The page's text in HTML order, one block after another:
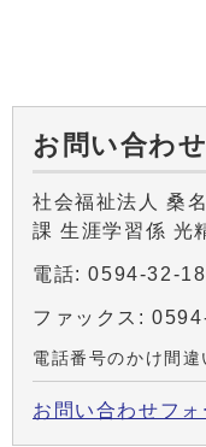
お問い合わせ
社会福祉法人 桑
課 生涯学習係 光
電話: 0594-32-
ファックス:
電話番号のかけ間違
お問い合わせフォ